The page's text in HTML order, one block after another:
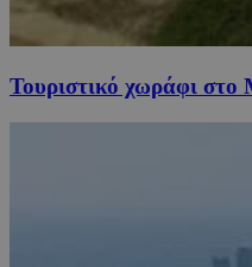
Τουριστικό χωράφι